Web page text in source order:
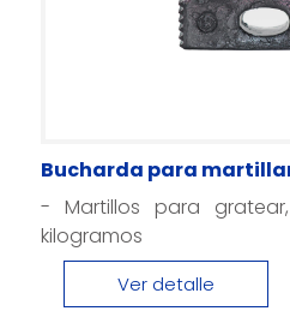
Bucharda para
- Martillos para
kilogramos
Ver detalle